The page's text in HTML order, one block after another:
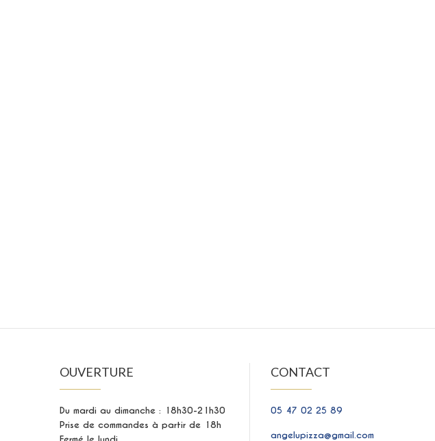
OUVERTURE
Du mardi au dimanche : 18h30-21h30
Prise de commandes à partir de 18h
CONTACT
05 47 02 25 89
angelupizza@gmail.com